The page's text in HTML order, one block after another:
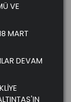
VE
MART
DEVAM